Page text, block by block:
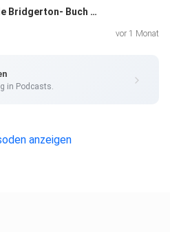
Pall Mall mit Familie Bridgerton- Buch 2 Kap 10
vor 1 Monat
in Podcasts.
anzeigen